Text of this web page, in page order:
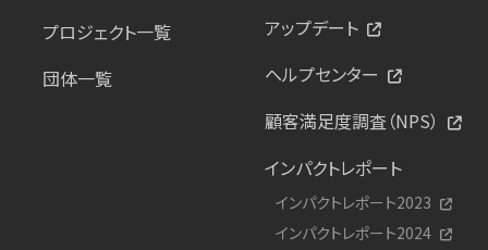
プロジェクト一覧
団体一覧
アップデート
ヘルプセンター
顧客満足度調査（NPS）
インパクトレポート
インパクトレポート2023
インパクトレポート2024